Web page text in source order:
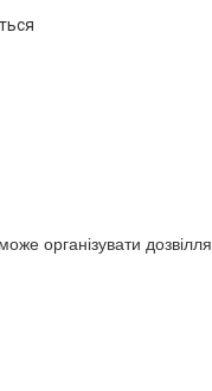
організувати дозвілля